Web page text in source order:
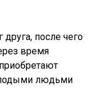
после чего
время
людьми